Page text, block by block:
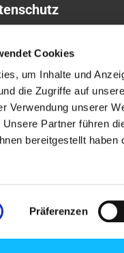
Cookies
um Inhalte und
die Zugriffe auf
Verwendung unserer
Unsere Partner führen
bereitgestellt
Präferenzen